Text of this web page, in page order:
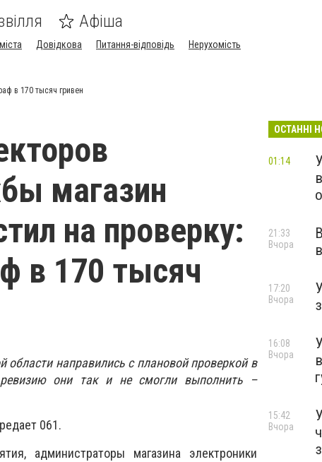
Афіша
Довідкова Питання-відповідь
Нерухомість
в 170 тысяч гривен
магазин
на проверку:
в 170 тысяч
направились с плановой проверкой в
они так и не смогли выполнить –
061.
администраторы магазина электроники
ОСТАННІ
01:14
21:33
Вчора
17:20
Вчора
16:08
Вчора
15:42
Вчора